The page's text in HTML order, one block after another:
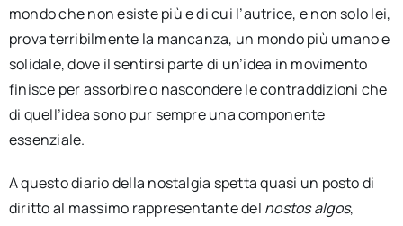
mondo che non esiste più e di cui l’autrice, e non solo lei,
prova terribilmente la mancanza, un mondo più umano e
solidale, dove il sentirsi parte di un’idea in movimento
finisce per assorbire o nascondere le contraddizioni che
di quell’idea sono pur sempre una componente
essenziale.
A questo diario della nostalgia spetta quasi un posto di
diritto al massimo rappresentante del nostos algos,